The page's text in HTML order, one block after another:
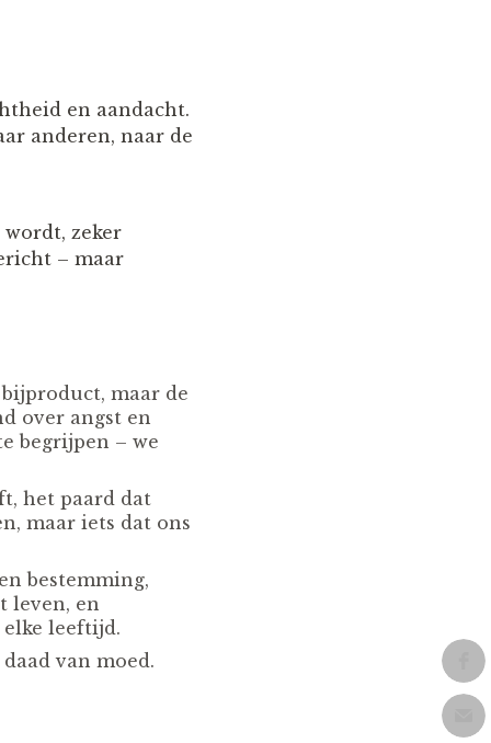
en aandacht.
anderen, naar de
zeker
– maar
maar de
over angst en
begrijpen – we
het paard dat
maar iets dat ons
bestemming,
leven, en
leeftijd.
van moed.